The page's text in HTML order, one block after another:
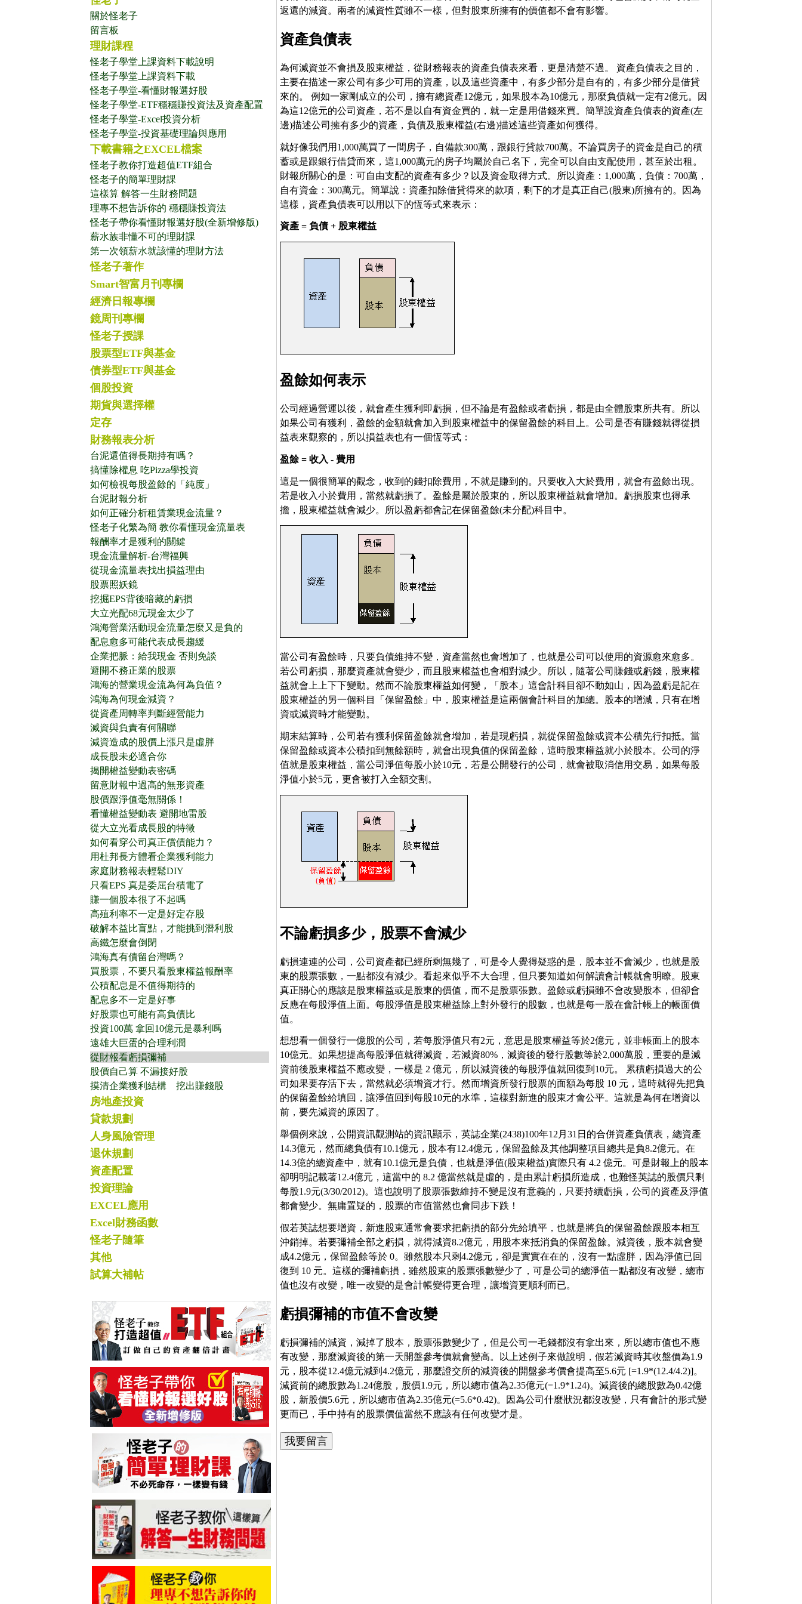
關於怪老子
留言板
理財課程
怪老子學堂上課資料下載說明
怪老子學堂上課資料下載
怪老子學堂-看懂財報選好股
怪老子學堂-ETF穩穩賺投資法及資產配置
怪老子學堂-Excel投資分析
怪老子學堂-投資基礎理論與應用
下載書籍之EXCEL檔案
怪老子教你打造超值ETF組合
怪老子的簡單理財課
這樣算 解答一生財務問題
理專不想告訴你的 穩穩賺投資法
怪老子帶你看懂財報選好股(全新增修版)
薪水族非懂不可的理財課
第一次領薪水就該懂的理財方法
怪老子著作
Smart智富月刊專欄
經濟日報專欄
鏡周刊專欄
怪老子授課
股票型ETF與基金
債券型ETF與基金
個股投資
期貨與選擇權
定存
財務報表分析
台泥還值得長期持有嗎？
搞懂除權息 吃Pizza學投資
如何檢視每股盈餘的「純度」
台泥財報分析
如何正確分析租賃業現金流量？
怪老子化繁為簡 教你看懂現金流量表
報酬率才是獲利的關鍵
現金流量解析-台灣福興
從現金流量表找出損益理由
股票照妖鏡
挖掘EPS背後暗藏的虧損
大立光配68元現金太少了
鴻海營業活動現金流量怎麼又是負的
配息愈多可能代表成長趨緩
企業把脈：給我現金 否則免談
避開不務正業的股票
鴻海的營業現金流為何為負值？
鴻海為何現金減資？
從資產周轉率判斷經營能力
減資與負責有何關聯
減資造成的股價上漲只是虛胖
成長股未必適合你
揭開權益變動表密碼
留意財報中過高的無形資產
股價跟淨值毫無關係！
看懂權益變動表 避開地雷股
從大立光看成長股的特徵
如何看穿公司真正償債能力？
用杜邦長方體看企業獲利能力
家庭財務報表輕鬆DIY
只看EPS 真是委屈台積電了
賺一個股本很了不起嗎
高殖利率不一定是好定存股
破解本益比盲點，才能挑到潛利股
高鐵怎麼會倒閉
鴻海真有債留台灣嗎？
買股票，不要只看股東權益報酬率
公積配息是不值得期待的
配息多不一定是好事
好股票也可能有高負債比
投資100萬 拿回10億元是暴利嗎
遠雄大巨蛋的合理利潤
從財報看虧損彌補
股價自己算 不漏接好股
摸清企業獲利結構 挖出賺錢股
房地產投資
貸款規劃
人身風險管理
退休規劃
資產配置
投資理論
EXCEL應用
Excel財務函數
怪老子隨筆
其他
試算大補帖
返還的減資。兩者的減資性質雖不一樣，但對股東所擁有的價值都不會有影響。
資產負債表
為何減資並不會損及股東權益，從財務報表的資產負債表來看，更是清楚不過。 資產負債表之目的，
主要在描述一家公司有多少可用的資產，以及這些資產中，有多少部分是自有的，有多少部分是借貸
來的。 例如一家剛成立的公司，擁有總資產12億元，如果股本為10億元，那麼負債就一定有2億元。因
為這12億元的公司資產，若不是以自有資金買的，就一定是用借錢來買。簡單說資產負債表的資產(左
邊)描述公司擁有多少的資產，負債及股東權益(右邊)描述這些資產如何獲得。
就好像我們用1,000萬買了一間房子，自備款300萬，跟銀行貸款700萬。不論買房子的資金是自己的積
蓄或是跟銀行借貸而來，這1,000萬元的房子均屬於自己名下，完全可以自由支配使用，甚至於出租。
財報所關心的是：可自由支配的資產有多少？以及資金取得方式。所以資產：1,000萬，負債：700萬，
自有資金：300萬元。簡單說：資產扣除借貸得來的款項，剩下的才是真正自己(股東)所擁有的。因為
這樣，資產負債表可以用以下的恆等式來表示：
資產 = 負債 + 股東權益
盈餘如何表示
公司經過營運以後，就會產生獲利即虧損，但不論是有盈餘或者虧損，都是由全體股東所共有。所以
如果公司有獲利，盈餘的金額就會加入到股東權益中的保留盈餘的科目上。公司是否有賺錢就得從損
益表來觀察的，所以損益表也有一個恆等式：
盈餘 = 收入 - 費用
這是一個很簡單的觀念，收到的錢扣除費用，不就是賺到的。只要收入大於費用，就會有盈餘出現。
若是收入小於費用，當然就虧損了。盈餘是屬於股東的，所以股東權益就會增加。虧損股東也得承
擔，股東權益就會減少。所以盈虧都會記在保留盈餘(未分配)科目中。
當公司有盈餘時，只要負債維持不變，資產當然也會增加了，也就是公司可以使用的資源愈來愈多。
若公司虧損，那麼資產就會變少，而且股東權益也會相對減少。所以，隨著公司賺錢或虧錢，股東權
益就會上上下下變動。然而不論股東權益如何變，「股本」這會計科目卻不動如山，因為盈虧是記在
股東權益的另一個科目「保留盈餘」中，股東權益是這兩個會計科目的加總。股本的增減，只有在增
資或減資時才能變動。
期末結算時，公司若有獲利保留盈餘就會增加，若是現虧損，就從保留盈餘或資本公積先行扣抵。當
保留盈餘或資本公積扣到無餘額時，就會出現負值的保留盈餘，這時股東權益就小於股本。公司的淨
值就是股東權益，當公司淨值每股小於10元，若是公開發行的公司，就會被取消信用交易，如果每股
淨值小於5元，更會被打入全額交割。
不論虧損多少，股票不會減少
虧損連連的公司，公司資產都已經所剩無幾了，可是令人覺得疑惑的是，股本並不會減少，也就是股
東的股票張數，一點都沒有減少。看起來似乎不大合理，但只要知道如何解讀會計帳就會明瞭。股東
真正關心的應該是股東權益或是股東的價值，而不是股票張數。盈餘或虧損雖不會改變股本，但卻會
反應在每股淨值上面。每股淨值是股東權益除上對外發行的股數，也就是每一股在會計帳上的帳面價
值。
想想看一個發行一億股的公司，若每股淨值只有2元，意思是股東權益等於2億元，並非帳面上的股本
10億元。如果想提高每股淨值就得減資，若減資80%，減資後的發行股數等於2,000萬股，重要的是減
資前後股東權益不應改變，一樣是 2 億元，所以減資後的每股淨值就回復到10元。 累積虧損過大的公
司如果要存活下去，當然就必須增資才行。然而增資所發行股票的面額為每股 10 元，這時就得先把負
的保留盈餘給填回，讓淨值回到每股10元的水準，這樣對新進的股東才會公平。這就是為何在增資以
前，要先減資的原因了。
舉個例來說，公開資訊觀測站的資訊顯示，英誌企業(2438)100年12月31日的合併資產負債表，總資產
14.3億元，然而總負債有10.1億元，股本有12.4億元，保留盈餘及其他調整項目總共是負8.2億元。在
14.3億的總資產中，就有10.1億元是負債，也就是淨值(股東權益)實際只有 4.2 億元。可是財報上的股本
卻明明記載著12.4億元，這當中的 8.2 億當然就是虛的，是由累計虧損所造成，也難怪英誌的股價只剩
每股1.9元(3/30/2012)。這也說明了股票張數維持不變是沒有意義的，只要持續虧損，公司的資產及淨值
都會變少。無庸置疑的，股票的市值當然也會同步下跌！
假若英誌想要增資，新進股東通常會要求把虧損的部分先給填平，也就是將負的保留盈餘跟股本相互
沖銷掉。若要彌補全部之虧損，就得減資8.2億元，用股本來抵消負的保留盈餘。減資後，股本就會變
成4.2億元，保留盈餘等於 0。雖然股本只剩4.2億元，卻是實實在在的，沒有一點虛胖，因為淨值已回
復到 10 元。這樣的彌補虧損，雖然股東的股票張數變少了，可是公司的總淨值一點都沒有改變，總市
值也沒有改變，唯一改變的是會計帳變得更合理，讓增資更順利而已。
虧損彌補的市值不會改變
虧損彌補的減資，減掉了股本，股票張數變少了，但是公司一毛錢都沒有拿出來，所以總市值也不應
有改變，那麼減資後的第一天開盤參考價就會變高。以上述例子來做說明，假若減資時其收盤價為1.9
元，股本從12.4億元減到4.2億元，那麼證交所的減資後的開盤參考價會提高至5.6元 [=1.9*(12.4/4.2)]。
減資前的總股數為1.24億股，股價1.9元，所以總市值為2.35億元(=1.9*1.24)。減資後的總股數為0.42億
股，新股價5.6元，所以總市值為2.35億元(=5.6*0.42)。因為公司什麼狀況都沒改變，只有會計的形式變
更而已，手中持有的股票價值當然不應該有任何改變才是。